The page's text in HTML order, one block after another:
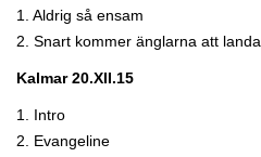
1. Aldrig så ensam
2. Snart kommer änglarna att landa
Kalmar 20.XII.15
1. Intro
2. Evangeline